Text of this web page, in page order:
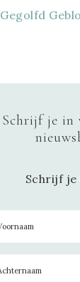
Gegolfd
Schrijf je in
Schrijf je